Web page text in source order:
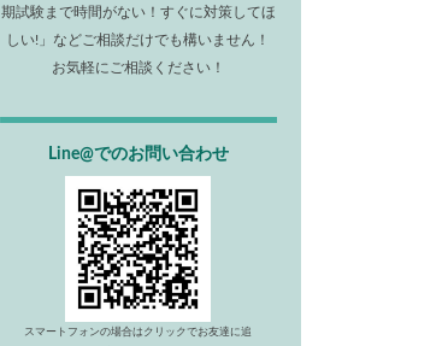
期試験まで時間がない！すぐに対策してほ
しい!」などご相談だけでも構いません！
お気軽にご相談ください！
Line@でのお問い合わせ
スマートフォンの場合はクリックでお友達に追